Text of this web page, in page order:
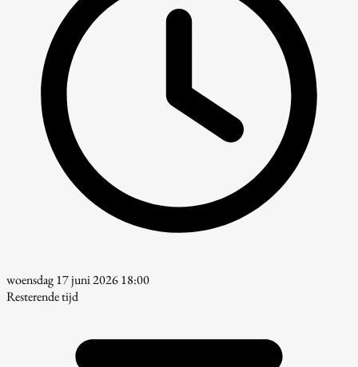
woensdag 17 juni 2026 18:00
Resterende tijd